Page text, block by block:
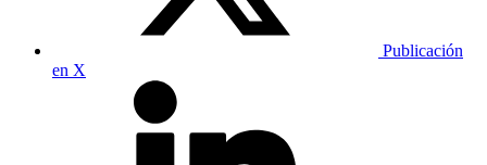
Publicación
en X